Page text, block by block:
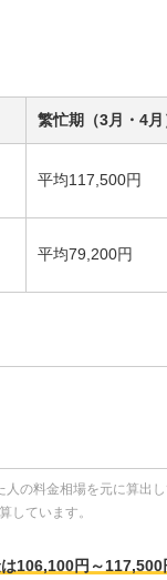
繁忙期（3月・4月
平均117,500円
平均79,200円
の料金相場を元に算出し
しています。
106,100円～117,500